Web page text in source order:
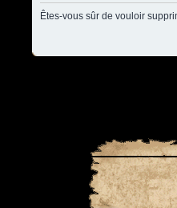
Êtes-vous sûr de vouloir